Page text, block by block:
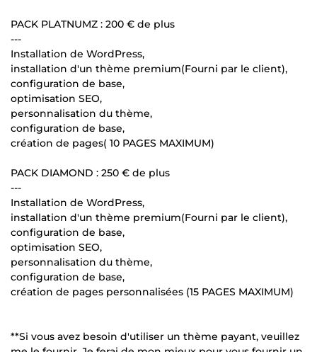
PACK PLATNUMZ : 200 € de plus
---
Installation de WordPress,
installation d'un thème premium(Fourni par le client),
configuration de base,
optimisation SEO,
personnalisation du thème,
configuration de base,
création de pages( 10 PAGES MAXIMUM)
PACK DIAMOND : 250 € de plus
---
Installation de WordPress,
installation d'un thème premium(Fourni par le client),
configuration de base,
optimisation SEO,
personnalisation du thème,
configuration de base,
création de pages personnalisées (15 PAGES MAXIMUM)
**Si vous avez besoin d'utiliser un thème payant, veuillez